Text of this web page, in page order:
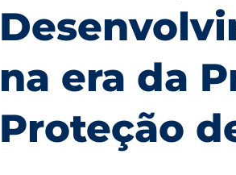
na era da
Proteção